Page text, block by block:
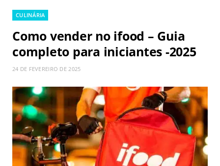
CULINÁRIA
Como vender no ifood – Guia
completo para iniciantes -2025
24 DE FEVEREIRO DE 2025